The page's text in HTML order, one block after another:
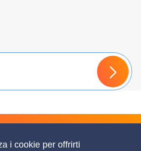
un Preventivo
i cookie per offrirti